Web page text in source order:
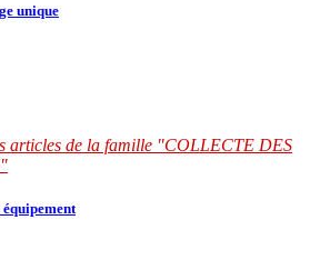
unique
articles de la famille "COLLECTE DES
équipement